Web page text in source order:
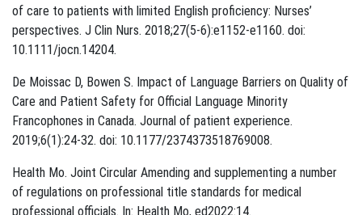
of care to patients with limited English proficiency: Nurses’
perspectives. J Clin Nurs. 2018;27(5-6):e1152-e1160. doi:
10.1111/jocn.14204.
De Moissac D, Bowen S. Impact of Language Barriers on Quality of
Care and Patient Safety for Official Language Minority
Francophones in Canada. Journal of patient experience.
2019;6(1):24-32. doi: 10.1177/2374373518769008.
Health Mo. Joint Circular Amending and supplementing a number
of regulations on professional title standards for medical
professional officials. In: Health Mo, ed2022:14.